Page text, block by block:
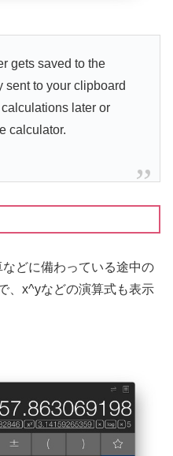
gets saved to the
sent to your clipboard
later or
calculator.
どに備わっている途中の
、x^yなどの演算式も表示